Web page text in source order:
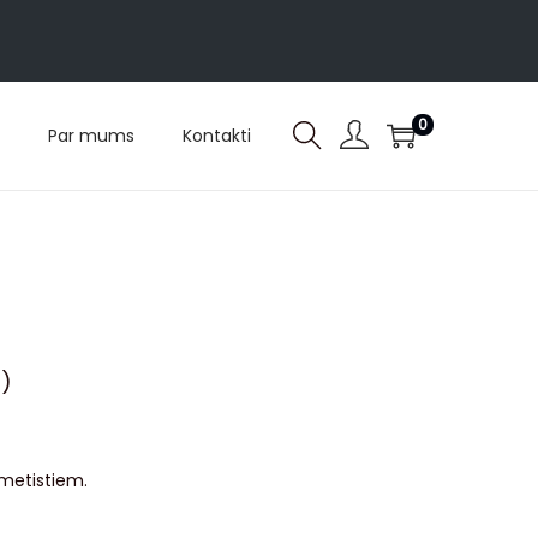
Par mums Kontakti 0